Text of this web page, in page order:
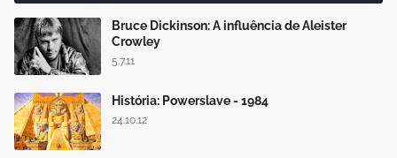
Bruce Dickinson: A influência de Aleister
Crowley
5.7.11
História: Powerslave - 1984
24.10.12